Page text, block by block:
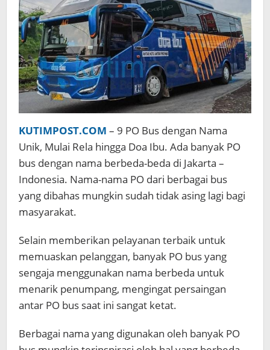
KUTIMPOST.COM – 9 PO Bus dengan Nama
Unik, Mulai Rela hingga Doa Ibu. Ada banyak PO
bus dengan nama berbeda-beda di Jakarta –
Indonesia. Nama-nama PO dari berbagai bus
yang dibahas mungkin sudah tidak asing lagi bagi
masyarakat.
Selain memberikan pelayanan terbaik untuk
memuaskan pelanggan, banyak PO bus yang
sengaja menggunakan nama berbeda untuk
menarik penumpang, mengingat persaingan
antar PO bus saat ini sangat ketat.
Berbagai nama yang digunakan oleh banyak PO